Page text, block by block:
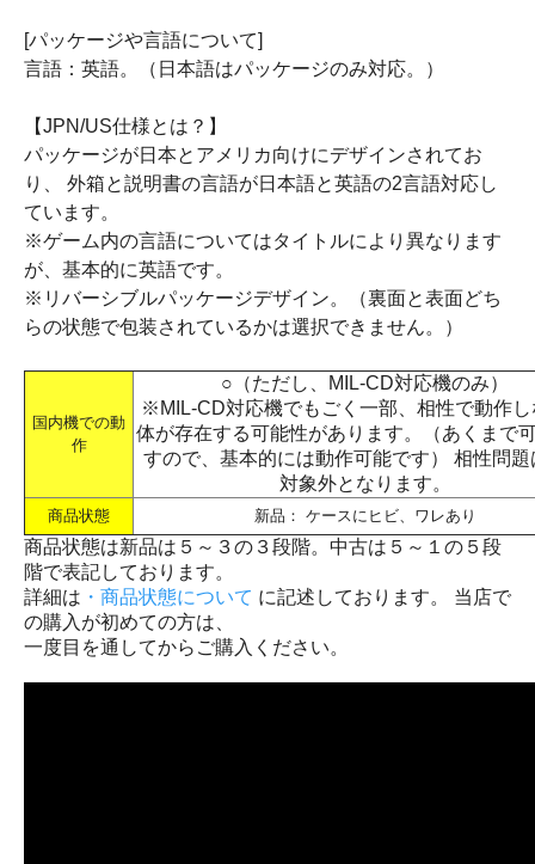
[パッケージや言語について]
言語：英語。（日本語はパッケージのみ対応。）
【JPN/US仕様とは？】
パッケージが日本とアメリカ向けにデザインされてお
り、 外箱と説明書の言語が日本語と英語の2言語対応し
ています。
※ゲーム内の言語についてはタイトルにより異なります
が、基本的に英語です。
※リバーシブルパッケージデザイン。（裏面と表面どち
らの状態で包装されているかは選択できません。）
国内機での動
作
○（ただし、MIL-CD対応機のみ）
※MIL-CD対応機でもごく一部、相性で動作し
体が存在する可能性があります。（あくまで
すので、基本的には動作可能です） 相性問題
対象外となります。
商品状態 新品： ケースにヒビ、ワレあり
商品状態は新品は５～３の３段階。中古は５～１の５段
階で表記しております。
詳細は ・商品状態について に記述しております。 当店で
の購入が初めての方は、
一度目を通してからご購入ください。